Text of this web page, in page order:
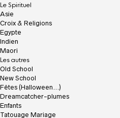
Le Spirituel
Asie
Croix & Religions
Egypte
Indien
Maori
Les autres
Old School
New School
Fêtes (Halloween…)
Dreamcatcher-plumes
Enfants
Tatouage Mariage